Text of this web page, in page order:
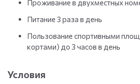
Проживание в двухместных
Питание 3 раза в день
Пользование спортивными
кортами) до 3 часов в день
Условия